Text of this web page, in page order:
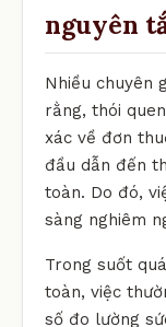
nguyên
Nhiều chuyên
rằng, thói
xác về đơn
đầu dẫn đến
toàn. Do đó,
sàng nghiêm
Trong suốt
toàn, việc
số đo lường